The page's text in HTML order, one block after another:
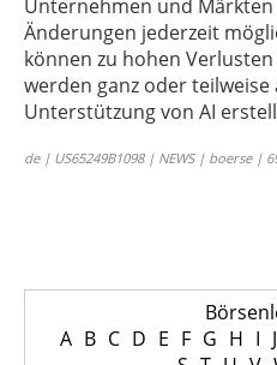
Unternehmen und Märkten
Änderungen jederzeit
können zu hohen
werden ganz oder
Unterstützung von AI
de | US65249B1098 | NEWS | boerse |
A B C D E F G H I J